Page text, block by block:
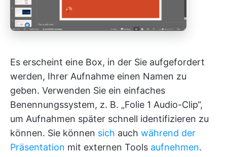
Es erscheint eine Box, in der Sie aufgefordert
werden, Ihrer Aufnahme einen Namen zu
geben. Verwenden Sie ein einfaches
Benennungssystem, z. B. „Folie 1 Audio-Clip“,
um Aufnahmen später schnell identifizieren zu
können. Sie können sich auch während der
Präsentation mit externen Tools aufnehmen.